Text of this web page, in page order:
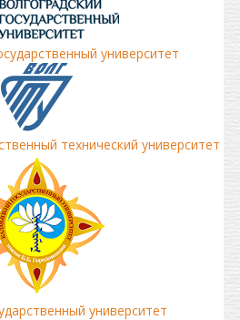
университет
технический университет
университет